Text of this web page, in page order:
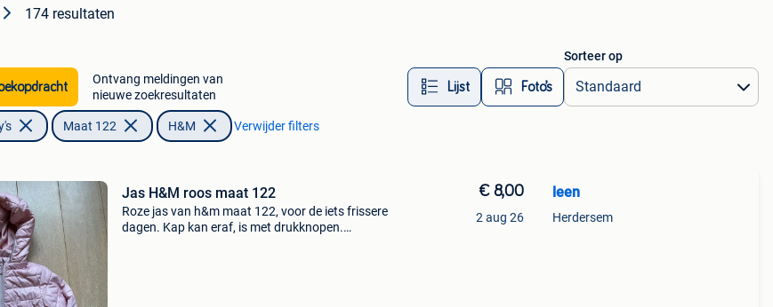
174 resultaten
Ontvang meldingen van
nieuwe zoekresultaten
Lijst Foto’s
Sorteer op
Maat 122 H&M Verwijder filters
Jas H&M roos maat 122
Roze jas van h&m maat 122, voor de iets frissere
dagen. Kap kan eraf, is met drukknopen.
€ 8,00
2 aug 26
leen
Herdersem